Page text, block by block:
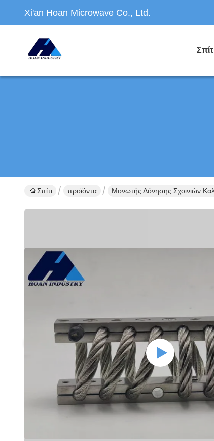
Xi'an Hoan Microwave Co., Ltd.
Σπίτι προϊόντα Μονωτής Δόνησης Σχοινιών